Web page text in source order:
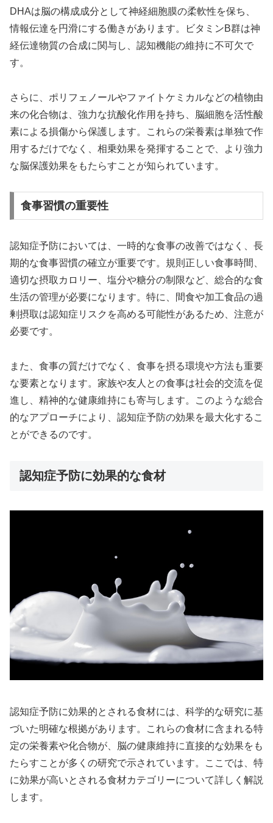
DHAは脳の構成成分として神経細胞膜の柔軟性を保ち、
情報伝達を円滑にする働きがあります。ビタミンB群は神
経伝達物質の合成に関与し、認知機能の維持に不可欠で
す。
さらに、ポリフェノールやファイトケミカルなどの植物由
来の化合物は、強力な抗酸化作用を持ち、脳細胞を活性酸
素による損傷から保護します。これらの栄養素は単独で作
用するだけでなく、相乗効果を発揮することで、より強力
な脳保護効果をもたらすことが知られています。
食事習慣の重要性
認知症予防においては、一時的な食事の改善ではなく、長
期的な食事習慣の確立が重要です。規則正しい食事時間、
適切な摂取カロリー、塩分や糖分の制限など、総合的な食
生活の管理が必要になります。特に、間食や加工食品の過
剰摂取は認知症リスクを高める可能性があるため、注意が
必要です。
また、食事の質だけでなく、食事を摂る環境や方法も重要
な要素となります。家族や友人との食事は社会的交流を促
進し、精神的な健康維持にも寄与します。このような総合
的なアプローチにより、認知症予防の効果を最大化するこ
とができるのです。
認知症予防に効果的な食材
認知症予防に効果的とされる食材には、科学的な研究に基
づいた明確な根拠があります。これらの食材に含まれる特
定の栄養素や化合物が、脳の健康維持に直接的な効果をも
たらすことが多くの研究で示されています。ここでは、特
に効果が高いとされる食材カテゴリーについて詳しく解説
します。